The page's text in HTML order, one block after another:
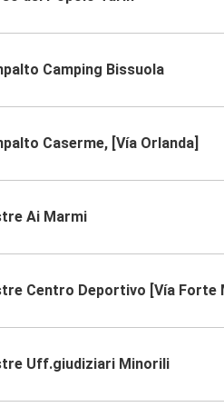
Camping Bissuola
Caserme, [Vía Orlanda]
Ai Marmi
Centro Deportivo [Vía Forte
Uff.giudiziari Minorili